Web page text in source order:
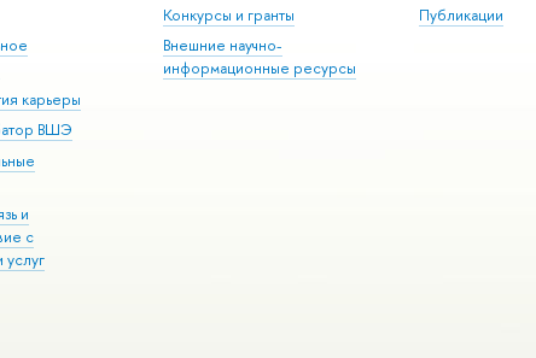
карьеры
ВШЭ
и
с
услуг
Конкурсы и гранты
Внешние научно-
информационные ресурсы
Публикации